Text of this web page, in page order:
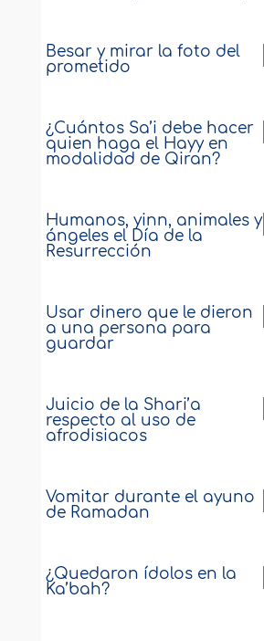
Besar y mirar la foto del
prometido
¿Cuántos Sa’i debe hacer
quien haga el Hayy en
modalidad de Qiran?
Humanos, yinn, animales y
ángeles el Día de la
Resurrección
Usar dinero que le dieron
a una persona para
guardar
Juicio de la Shari’a
respecto al uso de
afrodisiacos
Vomitar durante el ayuno
de Ramadan
¿Quedaron ídolos en la
Ka’bah?